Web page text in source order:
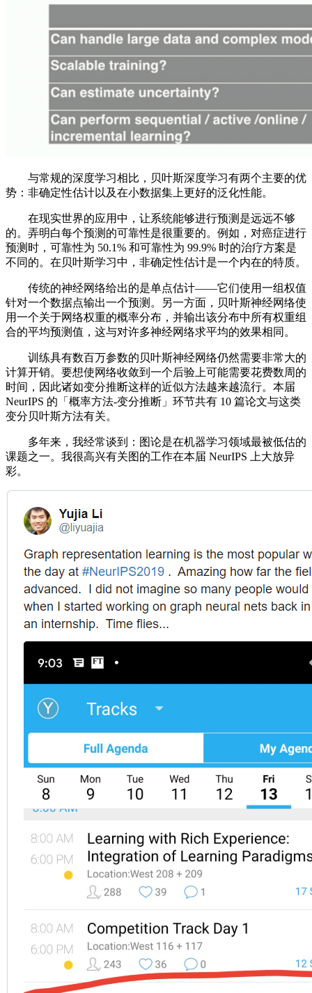
与常规的深度学习相比，贝叶斯深度学习有两个主要的优
势：非确定性估计以及在小数据集上更好的泛化性能。
在现实世界的应用中，让系统能够进行预测是远远不够
的。弄明白每个预测的可靠性是很重要的。例如，对癌症进行
预测时，可靠性为 50.1% 和可靠性为 99.9% 时的治疗方案是
不同的。在贝叶斯学习中，非确定性估计是一个内在的特质。
传统的神经网络给出的是单点估计——它们使用一组权值
针对一个数据点输出一个预测。另一方面，贝叶斯神经网络使
用一个关于网络权重的概率分布，并输出该分布中所有权重组
合的平均预测值，这与对许多神经网络求平均的效果相同。
训练具有数百万参数的贝叶斯神经网络仍然需要非常大的
计算开销。要想使网络收敛到一个后验上可能需要花费数周的
时间，因此诸如变分推断这样的近似方法越来越流行。本届
NeurIPS 的「概率方法-变分推断」环节共有 10 篇论文与这类
变分贝叶斯方法有关。
多年来，我经常谈到：图论是在机器学习领域最被低估的
课题之一。我很高兴有关图的工作在本届 NeurIPS 上大放异
彩。